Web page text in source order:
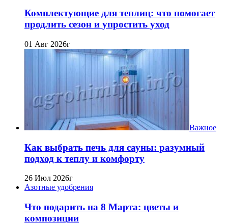
Комплектующие для теплиц: что помогает
продлить сезон и упростить уход
01 Авг 2026г
Важное
Как выбрать печь для сауны: разумный
подход к теплу и комфорту
26 Июл 2026г
Азотные удобрения
Что подарить на 8 Марта: цветы и
композиции